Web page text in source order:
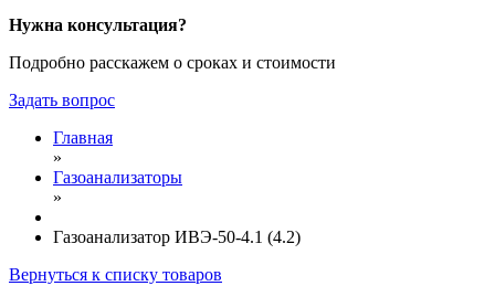
Нужна консультация?
Подробно расскажем о сроках и стоимости
Задать вопрос
Главная
»
Газоанализаторы
»
Газоанализатор ИВЭ-50-4.1 (4.2)
Вернуться к списку товаров